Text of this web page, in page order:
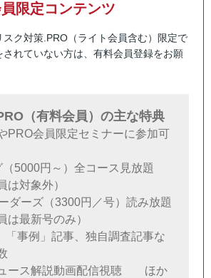
限定コンテンツ
スク対策.PRO（ライト会員含む）限定で
れていない方は、有料会員登録をお願
（有料会員）の主な特典
PRO会員限定セミナーに参加可
5000円～）全コース見放題
は対象外）
ダーズ（3300円／号）読み放題
は最新号のみ）
事例」記事、独自調査記事な
ース解説動画配信視聴 ほか